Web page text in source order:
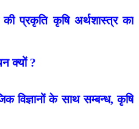
प्रकृति कृषि अर्थशास्त्र का
क्यों ?
विज्ञानों के साथ सम्बन्ध, कृषि